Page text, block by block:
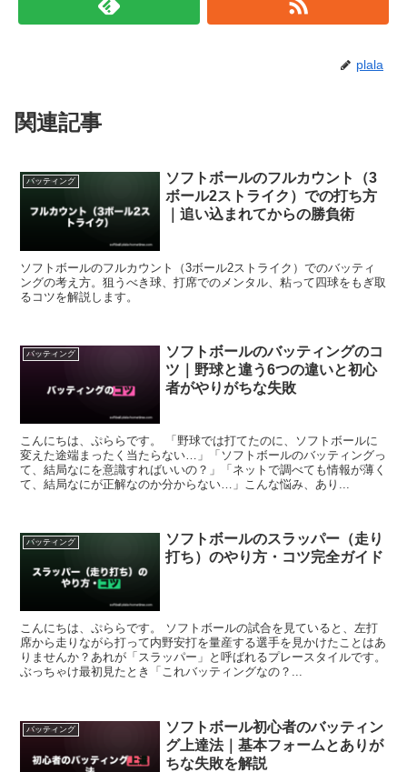
plala
関連記事
バッティング
ソフトボールのフルカウント（3
ボール2ストライク）での打ち方
｜追い込まれてからの勝負術
ソフトボールのフルカウント（3ボール2ストライク）でのバッティ
ングの考え方。狙うべき球、打席でのメンタル、粘って四球をもぎ取
るコツを解説します。
バッティング
ソフトボールのバッティングのコ
ツ｜野球と違う6つの違いと初心
者がやりがちな失敗
こんにちは、ぷららです。 「野球では打てたのに、ソフトボールに
変えた途端まったく当たらない…」「ソフトボールのバッティングっ
て、結局なにを意識すればいいの？」「ネットで調べても情報が薄く
て、結局なにが正解なのか分からない…」こんな悩み、あり...
バッティング
ソフトボールのスラッパー（走り
打ち）のやり方・コツ完全ガイド
こんにちは、ぷららです。 ソフトボールの試合を見ていると、左打
席から走りながら打って内野安打を量産する選手を見かけたことはあ
りませんか？あれが「スラッパー」と呼ばれるプレースタイルです。
ぶっちゃけ最初見たとき「これバッティングなの？...
バッティング
ソフトボール初心者のバッティン
グ上達法｜基本フォームとありが
ちな失敗を解説